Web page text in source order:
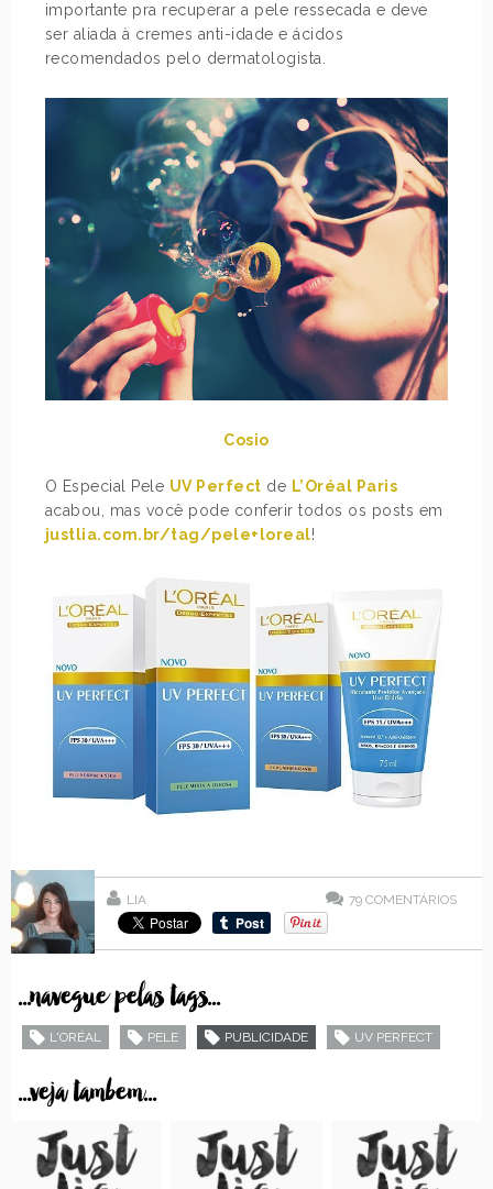
importante pra recuperar a pele ressecada e deve
ser aliada à cremes anti-idade e ácidos
recomendados pelo dermatologista.
Cosio
O Especial Pele UV Perfect de L’Oréal Paris
acabou, mas você pode conferir todos os posts em
justlia.com.br/tag/pele+loreal!
LIA 79 COMENTÁRIOS
...navegue pelas tags...
L'ORÉAL PELE PUBLICIDADE UV PERFECT
...veja tambem...